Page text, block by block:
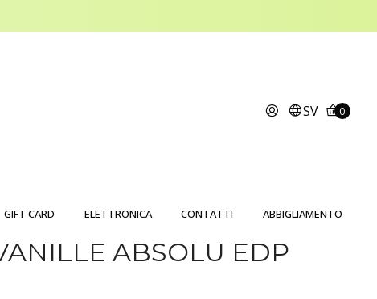
SV 0
GIFT CARD ELETTRONICA CONTATTI ABBIGLIAMENTO
ABSOLU EDP